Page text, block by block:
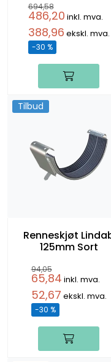
694,58
486,20 inkl. mva.
388,96 ekskl. mva.
-30 %
Tilbud
Renneskjøt
125mm Sort
94,05
65,84 inkl. mva.
52,67 ekskl. mva.
-30 %